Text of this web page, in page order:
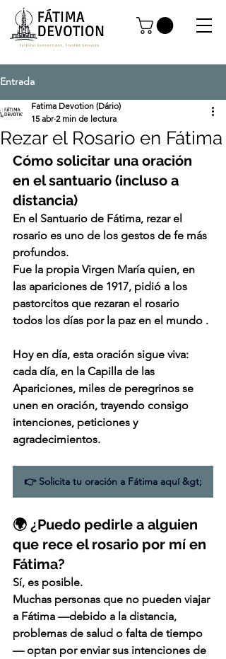
Entrada
Rezar el Rosario en Fátima
Fatima Devotion (Dário)
15 abr 2 min de lectura
Cómo solicitar una oración
en el santuario (incluso a
distancia)
En el Santuario de Fátima, rezar el
rosario es uno de los gestos de fe más
profundos.
Fue la propia Virgen María quien, en
las apariciones de 1917, pidió a los
pastorcitos que rezaran el rosario
todos los días por la paz en el mundo .
Hoy en día, esta oración sigue viva:
cada día, en la Capilla de las
Apariciones, miles de peregrinos se
unen en oración, trayendo consigo
intenciones, peticiones y
agradecimientos.
👉 Solicita tu oración a Fátima aquí &gt;
🌍 ¿Puedo pedirle a alguien
que rece el rosario por mí en
Fátima?
Sí, es posible.
Muchas personas que no pueden viajar
a Fátima —debido a la distancia,
problemas de salud o falta de tiempo
— optan por enviar sus intenciones de